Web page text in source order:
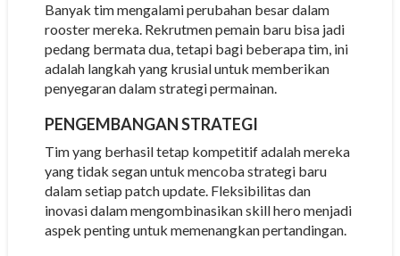
Banyak tim mengalami perubahan besar dalam
rooster mereka. Rekrutmen pemain baru bisa jadi
pedang bermata dua, tetapi bagi beberapa tim, ini
adalah langkah yang krusial untuk memberikan
penyegaran dalam strategi permainan.
PENGEMBANGAN STRATEGI
Tim yang berhasil tetap kompetitif adalah mereka
yang tidak segan untuk mencoba strategi baru
dalam setiap patch update. Fleksibilitas dan
inovasi dalam mengombinasikan skill hero menjadi
aspek penting untuk memenangkan pertandingan.